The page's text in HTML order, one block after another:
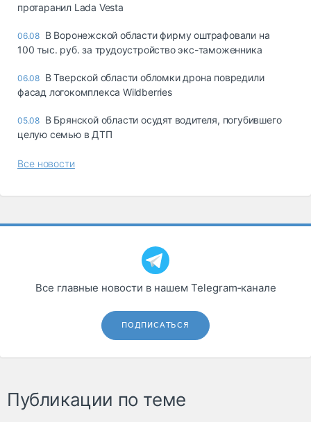
протаранил Lada Vesta
06.08 В Воронежской области фирму оштрафовали на
100 тыс. руб. за трудоустройство экс-таможенника
06.08 В Тверской области обломки дрона повредили
фасад логокомплекса Wildberries
05.08 В Брянской области осудят водителя, погубившего
целую семью в ДТП
Все новости
Все главные новости в нашем Telegram‑канале
ПОДПИСАТЬСЯ
Публикации по теме